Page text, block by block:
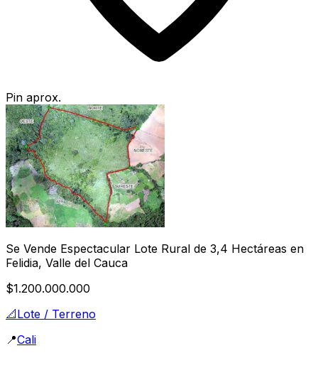
Pin aprox.
Se Vende Espectacular Lote Rural de 3,4 Hectáreas en
Felidia, Valle del Cauca
$1.200.000.000
📐Lote / Terreno
📍Cali